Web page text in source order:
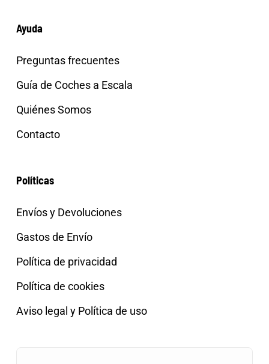
Ayuda
Preguntas frecuentes
Guía de Coches a Escala
Quiénes Somos
Contacto
Políticas
Envíos y Devoluciones
Gastos de Envío
Política de privacidad
Política de cookies
Aviso legal y Política de uso